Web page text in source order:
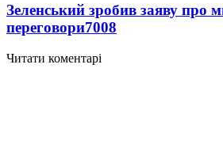
Зеленський зробив заяву про
переговори7008
Читати коментарі